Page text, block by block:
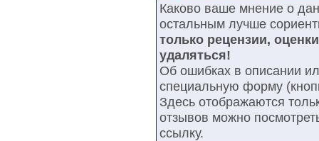
Каково ваше мнение о
остальным лучше
только рецензии,
удаляться!
Об ошибках в описании
специальную форму
Здесь отображаются
отзывов можно
ссылку.